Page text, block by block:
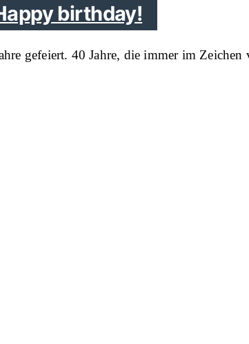
birthday!
gefeiert. 40 Jahre, die immer im